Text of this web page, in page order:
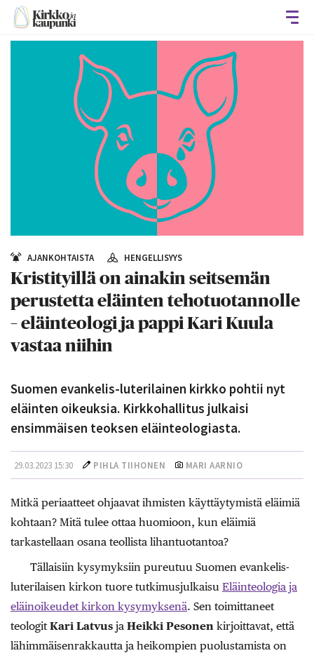
AJANKOHTAISTA HENGELLISYYS
Kristityillä on ainakin seitsemän
perustetta eläinten tehotuotannolle
– eläinteologi ja pappi Kari Kuula
vastaa niihin
Suomen evankelis-luterilainen kirkko pohtii nyt
eläinten oikeuksia. Kirkkohallitus julkaisi
ensimmäisen teoksen eläinteologiasta.
29.03.2023 15:30 PIHLA TIIHONEN MARI AARNIO
Mitkä periaatteet ohjaavat ihmisten käyttäytymistä eläimiä
kohtaan? Mitä tulee ottaa huomioon, kun eläimiä
tarkastellaan osana teollista lihantuotantoa?
Tällaisiin kysymyksiin pureutuu Suomen evankelis-
luterilaisen kirkon tuore tutkimusjulkaisu Eläinteologia ja
eläinoikeudet kirkon kysymyksenä. Sen toimittaneet
teologit Kari Latvus ja Heikki Pesonen kirjoittavat, että
lähimmäisenrakkautta ja heikompien puolustamista on